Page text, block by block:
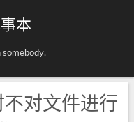
本
somebody.
对文件进行